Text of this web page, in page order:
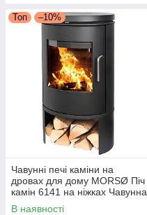
Топ –10%
Чавунні печі каміни на
дровах для дому MORSØ Піч
камін 6141 на ніжках Чавунна
піч тривалого горіння 5.8кВт
В наявності